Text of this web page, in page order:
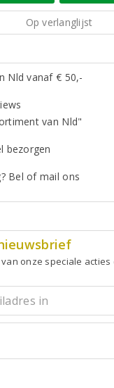
Op verlanglijst
Nld vanaf € 50,-
van Nld"
bezorgen
Bel of mail ons
onze speciale